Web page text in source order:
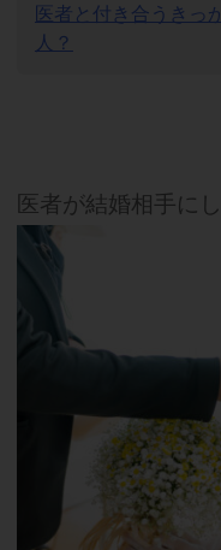
医者と付き合うきっ
人？
医者が結婚相手に